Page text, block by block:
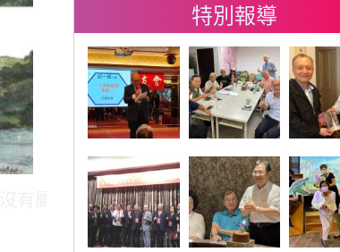
特別報導